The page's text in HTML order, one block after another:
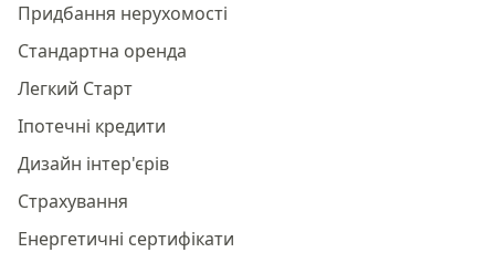
Придбання нерухомості
Стандартна оренда
Легкий Старт
Іпотечні кредити
Дизайн інтер'єрів
Страхування
Енергетичні сертифікати